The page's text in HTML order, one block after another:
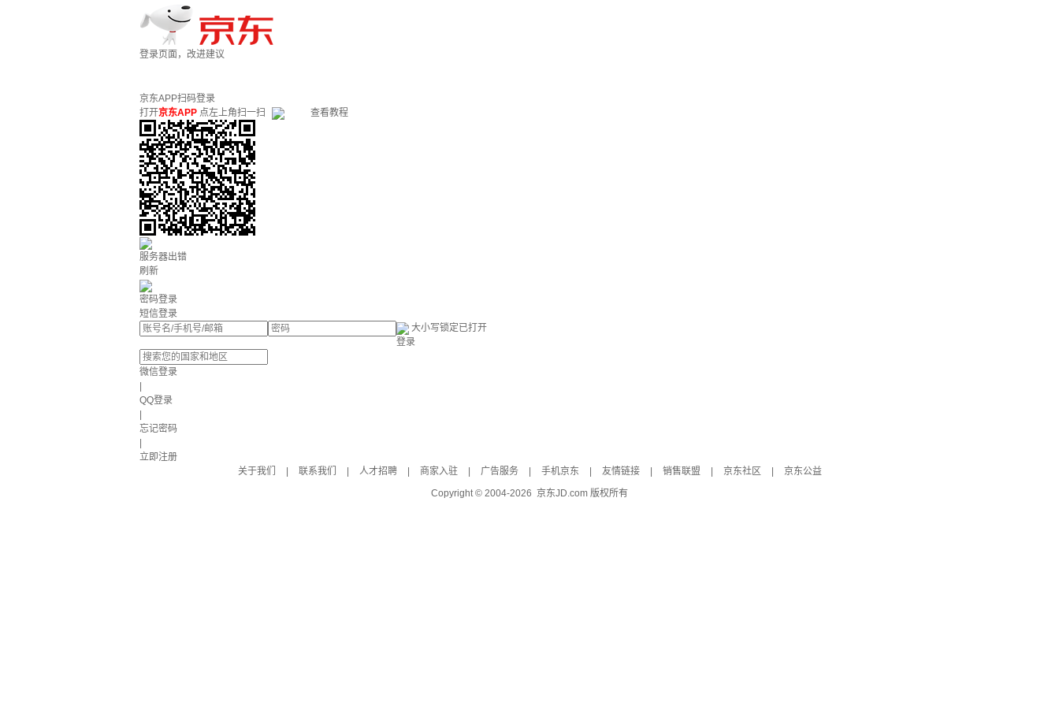
登录页面，改进建议
京东APP扫码登录
打开京东APP 点左上角扫一扫 查看教程
服务器出错
刷新
密码登录
短信登录
大小写锁定已打开
登录
微信登录
QQ登录
忘记密码
立即注册
关于我们
联系我们 人才招聘 商家入驻 广告服务 手机京东 友情链接 销售联盟 京东社区
京东公益
Copyright © 2004-2026 京东JD.com 版权所有